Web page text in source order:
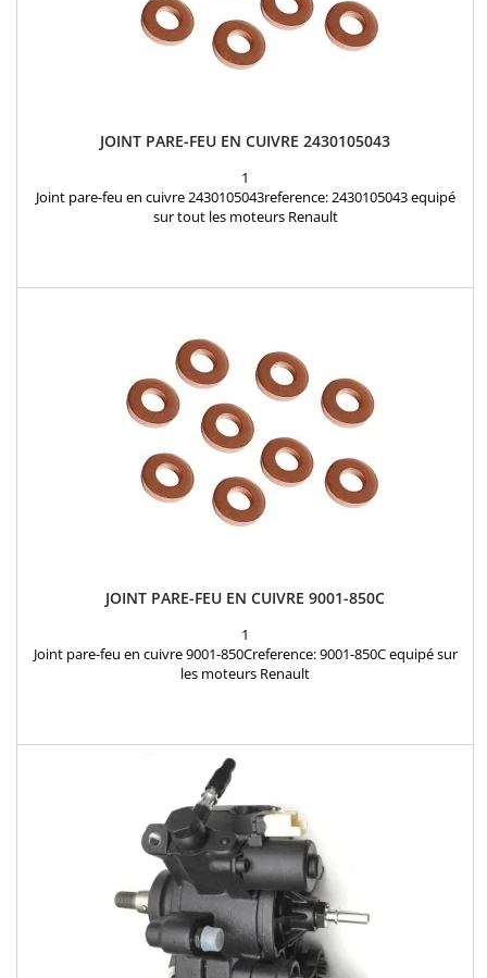
JOINT PARE-FEU EN CUIVRE 2430105043
1
Joint pare-feu en cuivre 2430105043reference: 2430105043 equipé
sur tout les moteurs Renault
JOINT PARE-FEU EN CUIVRE 9001-850C
1
Joint pare-feu en cuivre 9001-850Creference: 9001-850C equipé sur
les moteurs Renault